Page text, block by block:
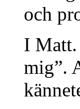
och
I Matt.
mig”.